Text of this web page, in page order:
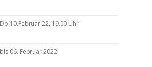
Do 10.Februar 22, 19.00 Uhr
bis 06. Februar 2022